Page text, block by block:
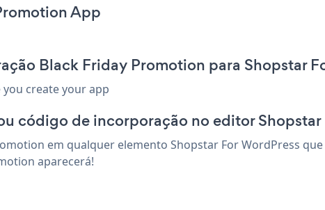
App
Black Friday Promotion para Shopstar
create your app
código de incorporação no editor Shopstar
em qualquer elemento Shopstar For WordPress
aparecerá!